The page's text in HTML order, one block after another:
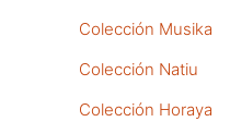
Colección Musika
Colección Natiu
Colección Horaya